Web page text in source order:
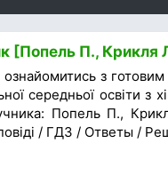
[Попель П., Крикля
з
середньої освіти з
Попель П.,
/ ГДЗ / Ответы /